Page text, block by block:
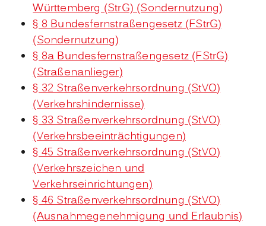
Württemberg (StrG) (Sondernutzung)
§ 8 Bundesfernstraßengesetz (FStrG)
(Sondernutzung)
§ 8a Bundesfernstraßengesetz (FStrG)
(Straßenanlieger)
§ 32 Straßenverkehrsordnung (StVO)
(Verkehrshindernisse)
§ 33 Straßenverkehrsordnung (StVO)
(Verkehrsbeeinträchtigungen)
§ 45 Straßenverkehrsordnung (StVO)
(Verkehrszeichen und
Verkehrseinrichtungen)
§ 46 Straßenverkehrsordnung (StVO)
(Ausnahmegenehmigung und Erlaubnis)